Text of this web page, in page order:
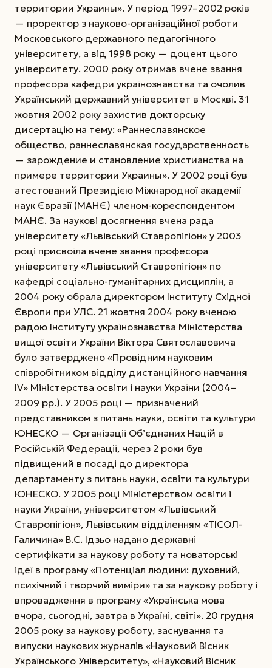
территории Украины». У період 1997–2002 років
— проректор з науково-організаційної роботи
Московського державного педагогічного
університету, а від 1998 року — доцент цього
університету. 2000 року отримав вчене звання
професора кафедри українознавства та очолив
Український державний університет в Москві. 31
жовтня 2002 року захистив докторську
дисертацію на тему: «Раннеславянское
общество, раннеславянская государственность
— зарождение и становление христианства на
примере территории Украины». У 2002 році був
атестований Президією Міжнародної академії
наук Євразії (МАНЄ) членом-кореспондентом
МАНЄ. За наукові досягнення вчена рада
університету «Львівський Ставропігіон» у 2003
році присвоїла вчене звання професора
університету «Львівський Ставропігіон» по
кафедрі соціально-гуманітарних дисциплін, а
2004 року обрала директором Інституту Східної
Європи при УЛС. 21 жовтня 2004 року вченою
радою Інституту українознавства Міністерства
вищої освіти України Віктора Святославовича
було затверджено «Провідним науковим
співробітником відділу дистанційного навчання
ІV» Міністерства освіти і науки України (2004–
2009 рр.). У 2005 році — призначений
представником з питань науки, освіти та культури
ЮНЕСКО — Організації Об’єднаних Націй в
Російській Федерації, через 2 роки був
підвищений в посаді до директора
департаменту з питань науки, освіти та культури
ЮНЕСКО. У 2005 році Міністерством освіти і
науки України, університетом «Львівський
Ставропі­гіон», Львівським відділенням «ТІСОЛ-
Галичина» В.С. Ідзьо надано державні
сертифікати за наукову роботу та новаторські
ідеї в програму «Потенціал людини: духовний,
психічний і творчий виміри» та за наукову роботу і
впровадження в програму «Українська мова
вчора, сьогодні, завтра в Україні, світі». 20 грудня
2005 року за наукову роботу, заснування та
випуски наукових журналів «Науковий Вісник
Українського Університету», «Науковий Вісник